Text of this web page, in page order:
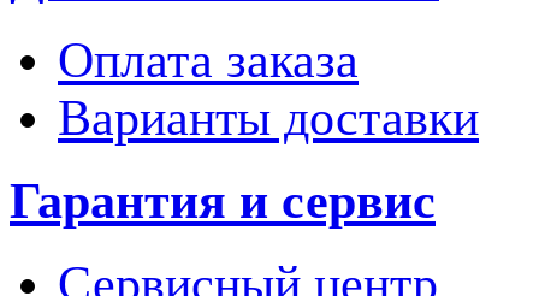
Оплата заказа
Варианты доставки
Гарантия и сервис
Сервисный центр